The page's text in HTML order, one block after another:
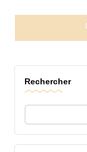
Rechercher